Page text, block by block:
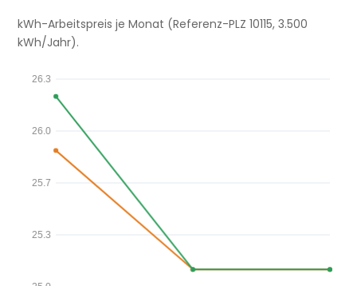
kWh-Arbeitspreis je Monat (Referenz-PLZ 10115, 3.500
kWh/Jahr).